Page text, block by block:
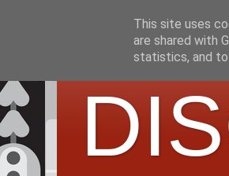
This site uses
are shared with
statistics, and